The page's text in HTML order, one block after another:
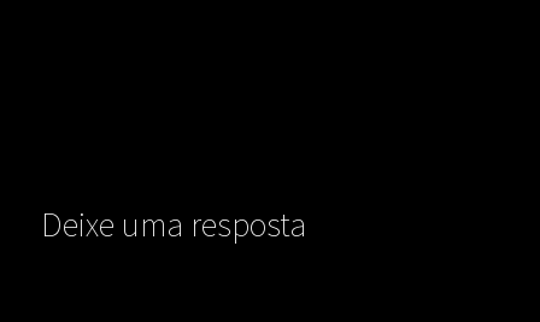
Deixe uma resposta